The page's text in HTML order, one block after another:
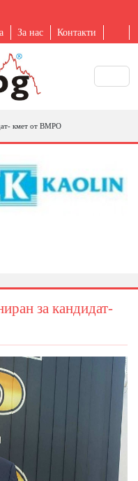
За нас Контакти
кмет от ВМРО
за кандидат-